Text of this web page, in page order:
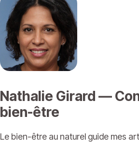
Nathalie Girard —
bien-être
Le bien-être au naturel guide mes